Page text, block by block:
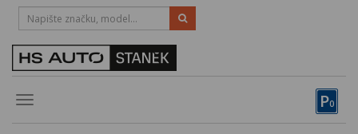
P0
Toggle
HOTLINE:
STRAKONICE-383 335 366